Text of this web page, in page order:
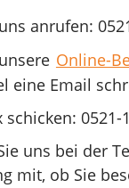
anrufen:
Online-
eine Email
schicken: 0521-
uns bei der
mit, ob Sie